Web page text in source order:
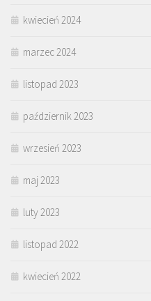
kwiecień 2024
marzec 2024
listopad 2023
październik 2023
wrzesień 2023
maj 2023
luty 2023
listopad 2022
kwiecień 2022